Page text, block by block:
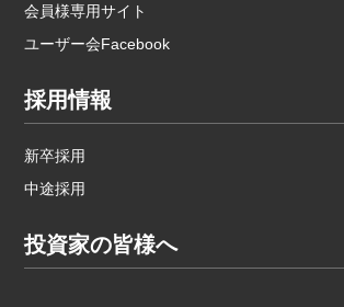
会員様専用サイト
ユーザー会Facebook
採用情報
新卒採用
中途採用
投資家の皆様へ